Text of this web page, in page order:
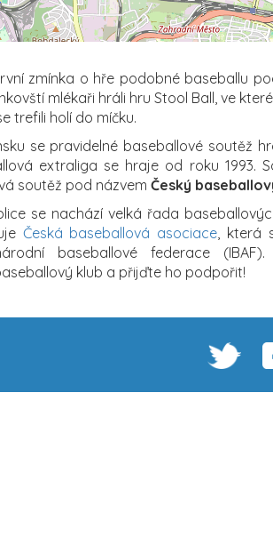
zmínka o hře podobné baseballu
mlékaři hráli hru Stool Ball, ve
trefili holí do míčku.
se pravidelné baseballové soutěž
extraliga se hraje od roku 1993.
soutěž pod názvem Český
se nachází velká řada
Česká baseballová asociace , která
baseballové federace
klub a přijďte ho podpořit!